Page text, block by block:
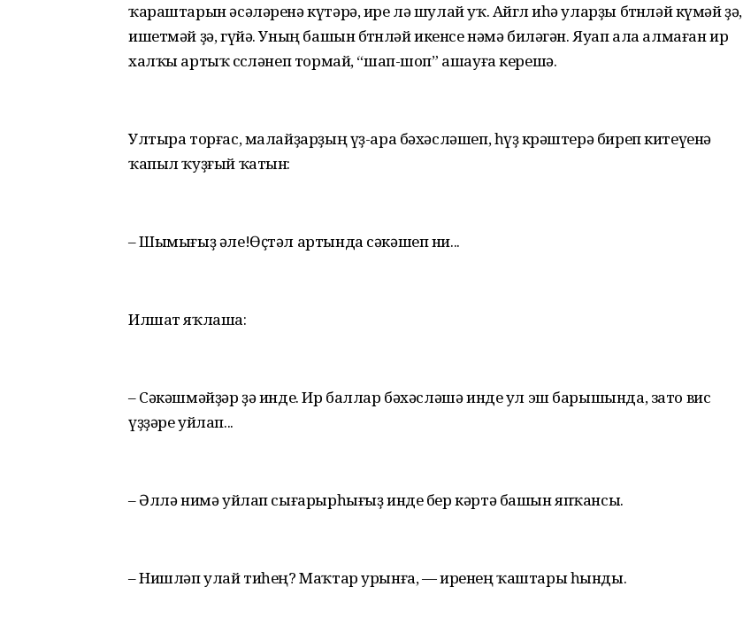
ҡараштарын әсәләренә күтәрә, ире лә шулай уҡ. Айгөл иһә уларҙы бөтөнләй күмәй ҙә,
ишетмәй ҙә, гүйә. Уның башын бөтөнләй икенсе нәмә биләгән. Яуап ала алмаған ир
халҡы артыҡ сөсөләнеп тормай, “шап-шоп” ашауға керешә.
Ултыра торғас, малайҙарҙың үҙ-ара бәхәсләшеп, һүҙ көрәштерә биреп китеүенә
ҡапыл ҡуҙғый ҡатын:
– Шымығыҙ әле!Өҫтәл артында сәкәшеп ни...
Илшат яҡлаша:
– Сәкәшмәйҙәр ҙә инде. Ир баллар бәхәсләшә инде ул эш барышында, зато вис
үҙҙәре уйлап...
– Әллә нимә уйлап сығарырһығыҙ инде бер кәртә башын япҡансы.
– Нишләп улай тиһең? Маҡтар урынға, — иренең ҡаштары һынды.